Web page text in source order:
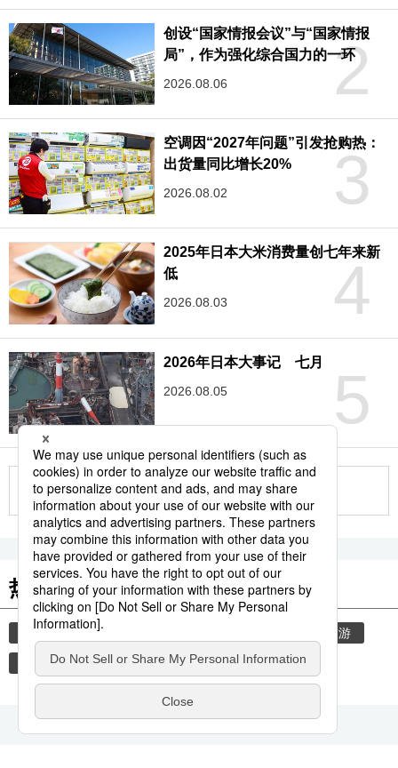
2
创设“国家情报会议”与“国家情报
局”，作为强化综合国力的一环
2026.08.06
3
空调因“2027年问题”引发抢购热：
出货量同比增长20%
2026.08.02
4
2025年日本大米消费量创七年来新
低
2026.08.03
5
2026年日本大事记 七月
2026.08.05
更多
热门关键词
日本进阶 生活与旅游
国际交流 地震 岁暮 京都